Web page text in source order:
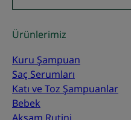
Ürünlerimiz
Kuru Şampuan
Saç Serumları
Katı ve Toz Şampuanlar
Bebek